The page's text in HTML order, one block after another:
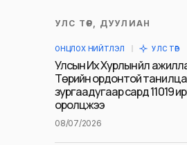
УЛС ТӨР, ДУУЛИАН
ОНЦЛОХ НИЙТЛЭЛ УЛС ТӨР
Улсын Их Хурлын үйл
Төрийн ордонтой
зургаадугаар сард 11019
оролцжээ
08/07/2026